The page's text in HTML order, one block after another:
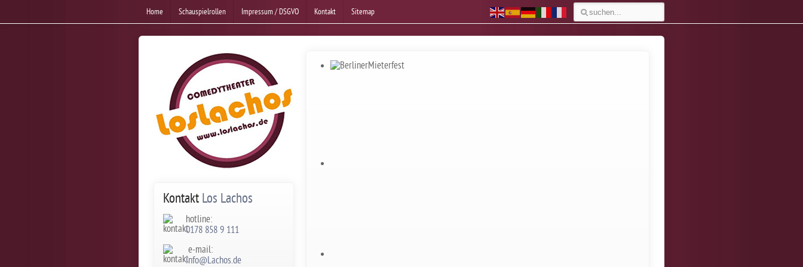
Home Schauspielrollen Impressum / DSGVO Kontakt Sitemap
Kontakt Los Lachos
hotline:
0178 858 9 111
e-mail:
info@Lachos.de